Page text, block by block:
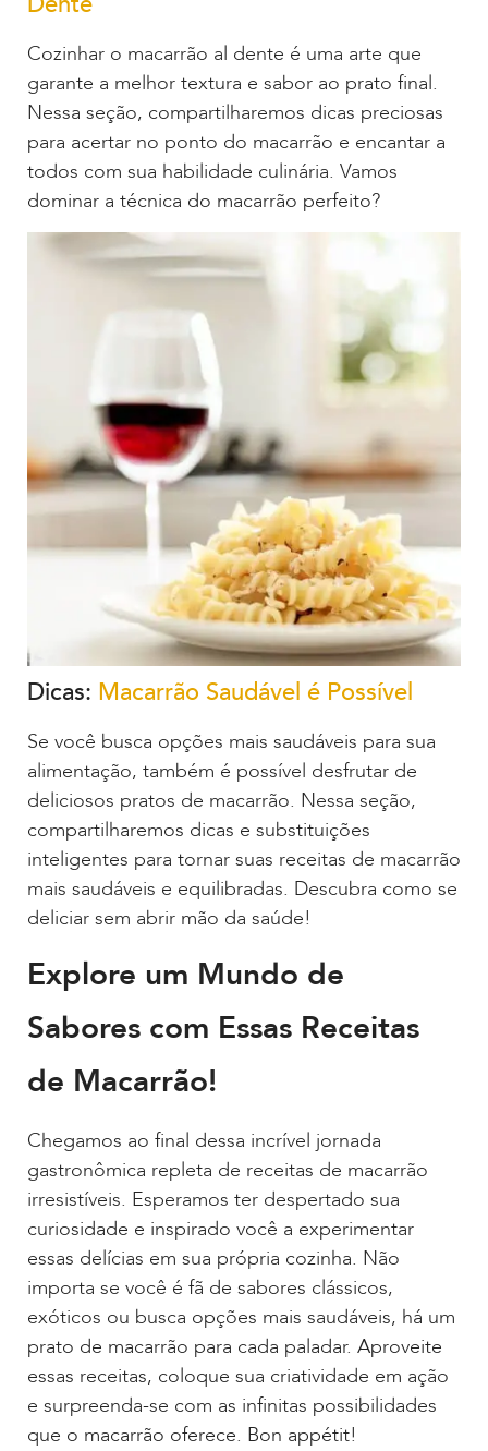
Cozinhar o macarrão al dente é uma arte que
garante a melhor textura e sabor ao prato final.
Nessa seção, compartilharemos dicas preciosas
para acertar no ponto do macarrão e encantar a
todos com sua habilidade culinária. Vamos
dominar a técnica do macarrão perfeito?
Dicas: Macarrão Saudável é Possível
Se você busca opções mais saudáveis para sua
alimentação, também é possível desfrutar de
deliciosos pratos de macarrão. Nessa seção,
compartilharemos dicas e substituições
inteligentes para tornar suas receitas de macarrão
mais saudáveis e equilibradas. Descubra como se
deliciar sem abrir mão da saúde!
Explore um Mundo de
Sabores com Essas Receitas
de Macarrão!
Chegamos ao final dessa incrível jornada
gastronômica repleta de receitas de macarrão
irresistíveis. Esperamos ter despertado sua
curiosidade e inspirado você a experimentar
essas delícias em sua própria cozinha. Não
importa se você é fã de sabores clássicos,
exóticos ou busca opções mais saudáveis, há um
prato de macarrão para cada paladar. Aproveite
essas receitas, coloque sua criatividade em ação
e surpreenda-se com as infinitas possibilidades
que o macarrão oferece. Bon appétit!